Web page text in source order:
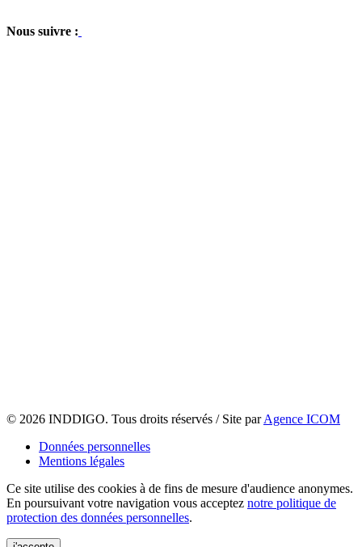
Nous suivre :
© 2026 INDDIGO. Tous droits réservés / Site parAgence ICOM
Données personnelles
Mentions légales
Ce site utilise des cookies à de fins de mesure d'audience anonymes.
En poursuivant votre navigation vous acceptez notre politique de
protection des données personnelles.